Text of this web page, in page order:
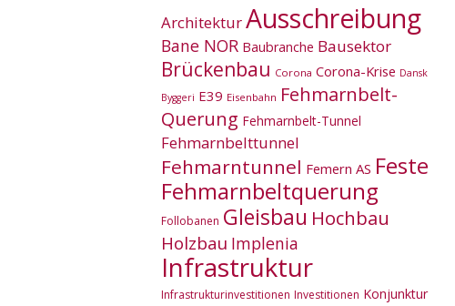
ArchitekturAusschreibung
Bane NOR Baubranche Bausektor
Brückenbau Corona Corona-Krise Dansk
Byggeri E39 Eisenbahn Fehmarnbelt-
Querung Fehmarnbelt-Tunnel
Fehmarnbelttunnel
Fehmarntunnel Femern AS Feste
Fehmarnbeltquerung
Follobanen Gleisbau Hochbau
Holzbau Implenia
Infrastruktur
Infrastrukturinvestitionen Investitionen Konjunktur